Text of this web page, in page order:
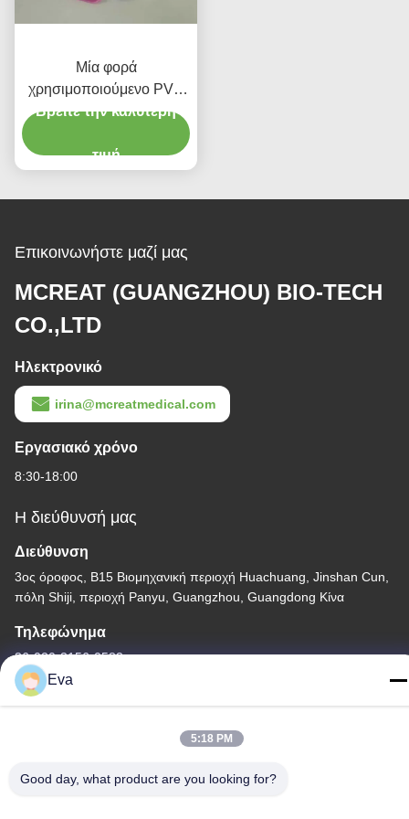
Μία φορά
χρησιμοποιούμενο PVC
LMA Μέγεθος 5.0
Ενσωμάτωση με μπαρ
Βρείτε την καλύτερη
τιμή
Επικοινωνήστε μαζί μας
MCREAT (GUANGZHOU) BIO-TECH
CO.,LTD
Ηλεκτρονικό
irina@mcreatmedical.com
Εργασιακό χρόνο
8:30-18:00
Η διεύθυνσή μας
Διεύθυνση
3ος όροφος, Β15 Βιομηχανική περιοχή Huachuang, Jinshan Cun,
πόλη Shiji, περιοχή Panyu, Guangzhou, Guangdong Κίνα
Τηλεφώνημα
86-020-3156-0583
Προμηθευτής. -2026 MCREAT (GUANGZHOU) BIO-TECH
Eva
5:18 PM
Good day, what product are you looking for?